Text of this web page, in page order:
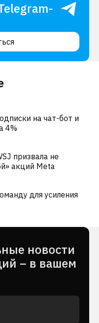
на чат-бот и
4%
призвала не
акций Meta
для усиления
новости
– в вашем